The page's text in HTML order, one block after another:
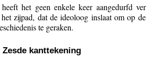
het geen enkele keer aangedurfd ver
zijpad, dat de ideoloog inslaat om op de
te geraken.
Zesde kanttekening